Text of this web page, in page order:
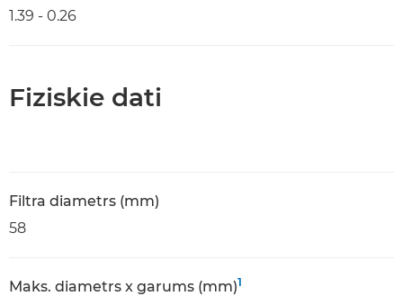
1.39 - 0.26
Fiziskie dati
Filtra diametrs (mm)
58
Maks. diametrs x garums (mm)1